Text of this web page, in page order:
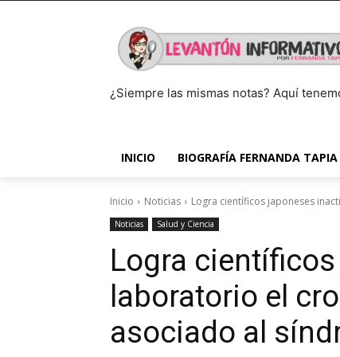
¿Siempre las mismas notas? Aquí
INICIO BIOGRAFÍA FERNANDA TAPIA
Inicio Noticias Logra científicos japoneses
Noticias Salud y Ciencia
Logra
laboratorio el
asociado al